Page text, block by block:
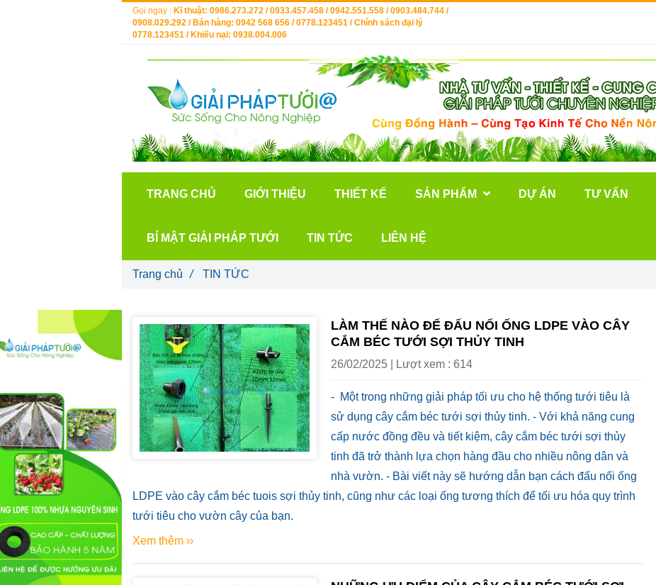
LÀM THẾ NÀO ĐỂ ĐẤU NỐI ỐNG LDPE VÀO CÂY
CẮM BÉC TƯỚI SỢI THỦY TINH
26/02/2025 | Lượt xem : 614
- Một trong những giải pháp tối ưu cho hệ thống tưới tiêu là
sử dụng cây cắm béc tưới sợi thủy tinh. - Với khả năng cung
cấp nước đồng đều và tiết kiệm, cây cắm béc tưới sợi thủy
tinh đã trở thành lựa chọn hàng đầu cho nhiều nông dân và
nhà vườn. - Bài viết này sẽ hướng dẫn bạn cách đấu nối ống
LDPE vào cây cắm béc tuois sợi thủy tinh, cũng như các loại ống tương thích để tối ưu hóa quy trình
tưới tiêu cho vườn cây của bạn.
Xem thêm ››
Trang chủ / TIN TỨC
Gọi ngay : Kĩ thuật: 0986.273.272 / 0933.457.458 / 0942.551.558 / 0903.484.744 /
0908.029.292 / Bán hàng: 0942 568 656 / 0778.123451 / Chính sách đại lý
0778.123451 / Khiếu nại: 0938.004.006
TRANG CHỦ GIỚI THIỆU THIẾT KẾ SẢN PHẨM DỰ ÁN TƯ VẤN
BÍ MẬT GIẢI PHÁP TƯỚI TIN TỨC LIÊN HỆ